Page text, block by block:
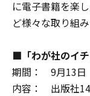
に電子書籍を楽
ど様々な取り組
■「わが社のイ
期間： 9月13日
内容： 出版社14